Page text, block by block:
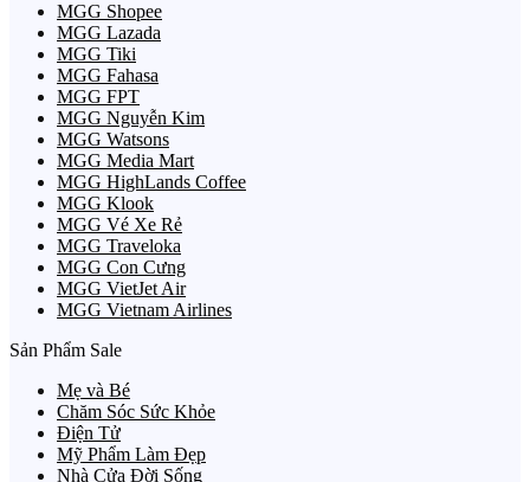
MGG Shopee
MGG Lazada
MGG Tiki
MGG Fahasa
MGG FPT
MGG Nguyễn Kim
MGG Watsons
MGG Media Mart
MGG HighLands Coffee
MGG Klook
MGG Vé Xe Rẻ
MGG Traveloka
MGG Con Cưng
MGG VietJet Air
MGG Vietnam Airlines
Sản Phẩm Sale
Mẹ và Bé
Chăm Sóc Sức Khỏe
Điện Tử
Mỹ Phẩm Làm Đẹp
Nhà Cửa Đời Sống